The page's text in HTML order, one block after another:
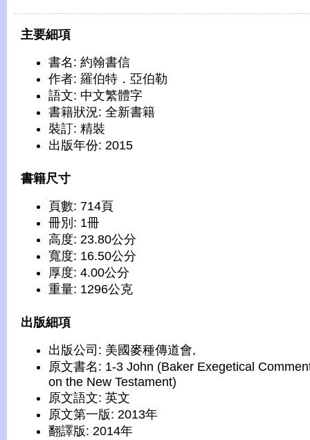
主要細項
書名: 約翰書信
作者: 羅伯特．亞伯勒
語文: 中文繁體字
書籍狀況: 全新書籍
裝訂: 精裝
出版年份: 2015
書籍尺寸
頁數: 714頁
冊別: 1冊
高度: 23.80公分
寬度: 16.50公分
厚度: 4.00公分
重量: 1296公克
出版細項
出版公司: 美國麥種傳道會,
原文書名: 1-3 John (Baker Exegetical
on the New Testament)
原文語文: 英文
原文第一版: 2013年
翻譯版: 2014年